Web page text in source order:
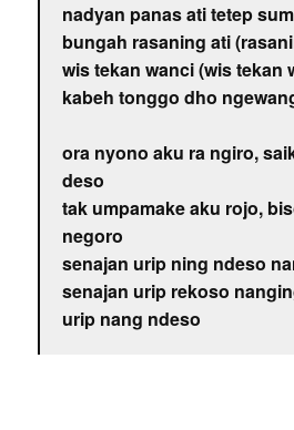
nadyan panas ati tetep
bungah rasaning ati
wis tekan wanci (wis tekan
kabeh tonggo dho
ora nyono aku ra ngiro,
deso
tak umpamake aku rojo,
negoro
senajan urip ning ndeso
senajan urip rekoso
urip nang ndeso